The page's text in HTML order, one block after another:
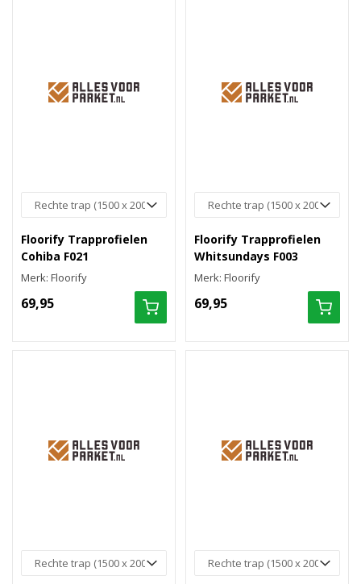
Floorify Trapprofielen
Cohiba F021
Merk: Floorify
69,95
Floorify Trapprofielen
Whitsundays F003
Merk: Floorify
69,95